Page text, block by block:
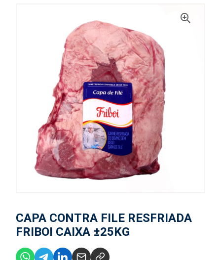
CAPA CONTRA FILE RESFRIADA
FRIBOI CAIXA ±25KG